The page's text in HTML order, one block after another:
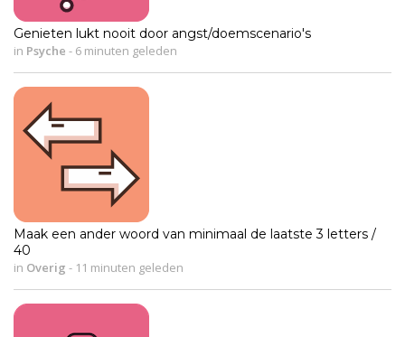
Genieten lukt nooit door angst/doemscenario's
in Psyche - 6 minuten geleden
Maak een ander woord van minimaal de laatste 3 letters /
40
in Overig - 11 minuten geleden